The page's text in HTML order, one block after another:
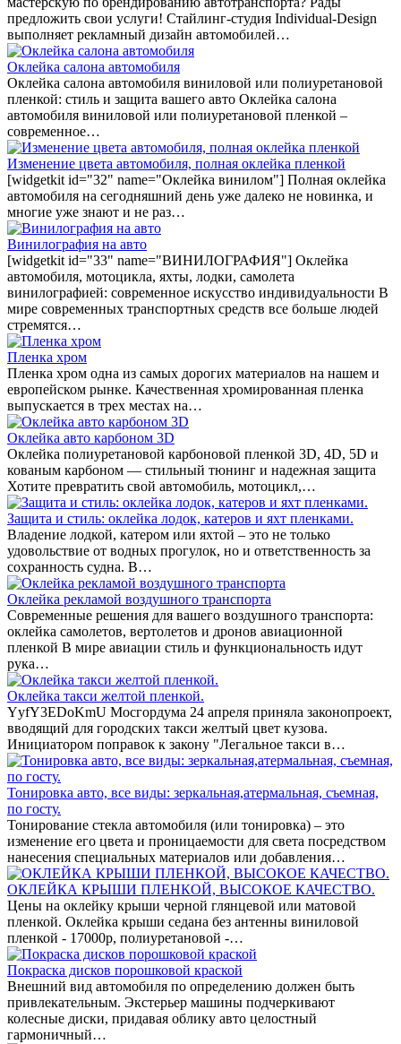
предложить свои услуги! Стайлинг-студия Individual-Design
выполняет рекламный дизайн автомобилей…
Оклейка салона автомобиля
Оклейка салона автомобиля виниловой или полиуретановой
пленкой: стиль и защита вашего авто Оклейка салона
автомобиля виниловой или полиуретановой пленкой –
современное…
Изменение цвета автомобиля, полная оклейка пленкой
[widgetkit id="32" name="Оклейка винилом"] Полная оклейка
автомобиля на сегодняшний день уже далеко не новинка, и
многие уже знают и не раз…
Винилография на авто
[widgetkit id="33" name="ВИНИЛОГРАФИЯ"] Оклейка
автомобиля, мотоцикла, яхты, лодки, самолета
винилографией: современное искусство индивидуальности В
мире современных транспортных средств все больше людей
стремятся…
Пленка хром
Пленка хром одна из самых дорогих материалов на нашем и
европейском рынке. Качественная хромированная пленка
выпускается в трех местах на…
Оклейка авто карбоном 3D
Оклейка полиуретановой карбоновой пленкой 3D, 4D, 5D и
кованым карбоном — стильный тюнинг и надежная защита
Хотите превратить свой автомобиль, мотоцикл,…
Защита и стиль: оклейка лодок, катеров и яхт пленками.
Владение лодкой, катером или яхтой – это не только
удовольствие от водных прогулок, но и ответственность за
сохранность судна. В…
Оклейка рекламой воздушного транспорта
Современные решения для вашего воздушного транспорта:
оклейка самолетов, вертолетов и дронов авиационной
пленкой В мире авиации стиль и функциональность идут
рука…
Оклейка такси желтой пленкой.
YyfY3EDoKmU Мосгордума 24 апреля приняла законопроект,
вводящий для городских такси желтый цвет кузова.
Инициатором поправок к закону "Легальное такси в…
Тонировка авто, все виды: зеркальная,атермальная, съемная,
по госту.
Тонирование стекла автомобиля (или тонировка) – это
изменение его цвета и проницаемости для света посредством
нанесения специальных материалов или добавления…
ОКЛЕЙКА КРЫШИ ПЛЕНКОЙ, ВЫСОКОЕ КАЧЕСТВО.
Цены на оклейку крыши черной глянцевой или матовой
пленкой. Оклейка крыши седана без антенны виниловой
пленкой - 17000р, полиуретановой -…
Покраска дисков порошковой краской
Внешний вид автомобиля по определению должен быть
привлекательным. Экстерьер машины подчеркивают
колесные диски, придавая облику авто целостный
гармоничный…